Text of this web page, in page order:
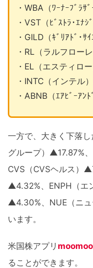
・WBA（ﾜｰﾅｰﾌﾞﾗｻ
・VST（ﾋﾞｽﾄﾗ･ｴﾅ
・GILD（ｷﾞﾘｱﾄﾞ･
・RL（ラルフロー
・EL（エスティロ
・INTC（インテル
・ABNB（ｴｱﾋﾞｰｱﾝ
一方で、大きく下落
グループ）▲17.87%
CVS（CVSヘルス）
▲4.32%、ENPH（エ
▲4.30%、NUE（ニ
います。
米国株アプリ moomoo
ることができます。